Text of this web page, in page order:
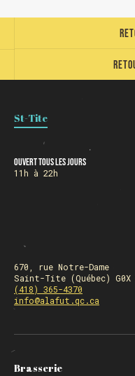
St-Tite
Ouvert tous les jours
11h à 22h
670, rue Notre-Dame
Saint-Tite (Québec) G0X
(418) 365-4370
info@alafut.qc.ca
Brasserie